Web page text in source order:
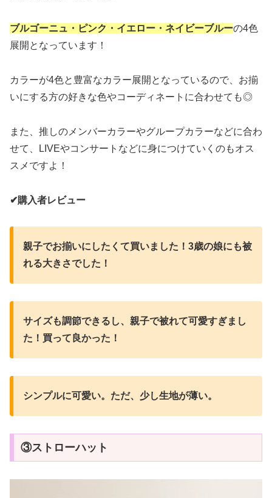
ブルゴーニュ・ピンク・イエロー・ネイビーブルーの4色
展開となっています！
カラーが4色と豊富なカラー展開となっているので、お揃
いにする方の好きな色やコーディネートに合わせても◎
また、推しのメンバーカラーやグループカラーなどに合わ
せて、LIVEやコンサートなどに身につけていくのもオス
スメですよ！
✔︎購入者レビュー
親子でお揃いにしたくて買いました！3歳の娘にも被
れる大きさでした！
サイズも調節できるし、親子で被れて可愛すぎまし
た！買って良かった！
シンプルに可愛い。ただ、少し生地が薄い。
③ストローハット